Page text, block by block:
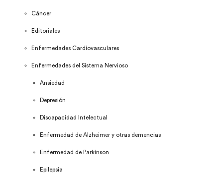
Cáncer
Editoriales
Enfermedades Cardiovasculares
Enfermedades del Sistema Nervioso
Ansiedad
Depresión
Discapacidad Intelectual
Enfermedad de Alzheimer y otras demencias
Enfermedad de Parkinson
Epilepsia